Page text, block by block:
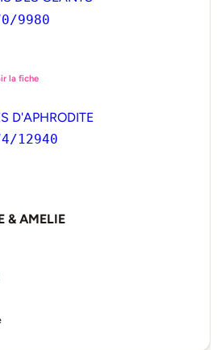
9980
la fiche
D'APHRODITE
12940
& AMELIE